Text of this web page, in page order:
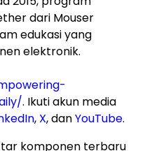
dari Mouser
edukasi yang
elektronik.
. Ikuti akun media
, X, danYouTube.
komponen terbaru